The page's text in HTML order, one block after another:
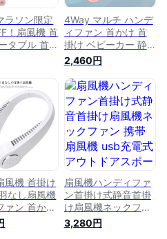
ラソン限定
！扇風機 首
タブル 首
根 連続駆
段階
ハンディ
リー 首かけ
掛け扇風機
ァン ポータ
機 ハンディ
タイリッシ
び 携帯扇
充電式 静
4Way マルチ ハンデ
ィファン 首かけ 首
掛け ベビーカー 静
音 携帯扇風機 ハン
ディ扇風機 小型扇風
機 充電式 ポータブ
ル扇風機 ハンズフリ
ーファン 卓上 軽量
長時間 dcモーター
usb 熱中症対策 持ち
運び 風量 防災
2,460円
風機 首掛け
なし扇風機
ァン 首かけ
ンディファ
電式 携帯
扇風機ハンディファ
ン首掛け式静音首掛
け扇風機ネックファ
ン 携帯扇風機 usb充
電式アウトドアスポ
3,280円